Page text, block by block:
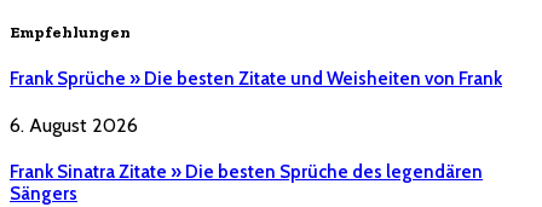
Empfehlungen
Frank Sprüche » Die besten Zitate und Weisheiten von Frank
6. August 2026
Frank Sinatra Zitate » Die besten Sprüche des legendären
Sängers